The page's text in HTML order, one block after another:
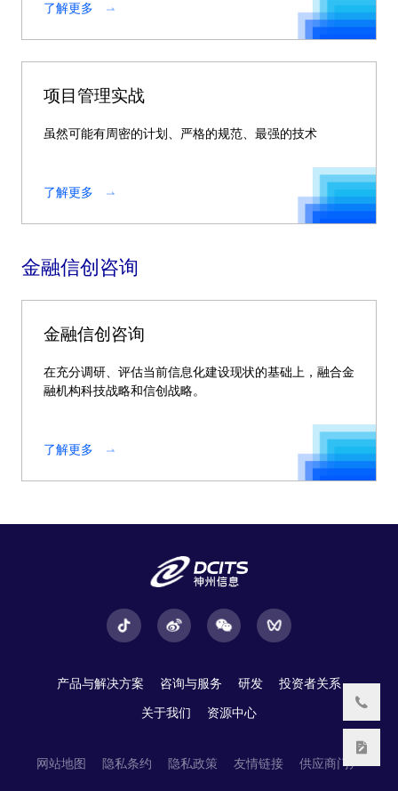
了解更多
项目管理实战
虽然可能有周密的计划、严格的规范、最强的技术
了解更多
金融信创咨询
金融信创咨询
在充分调研、评估当前信息化建设现状的基础上，融合金
融机构科技战略和信创战略。
了解更多
产品与解决方案 咨询与服务 研发 投资者关系
关于我们 资源中心
网站地图 隐私条约 隐私政策 友情链接 供应商门户